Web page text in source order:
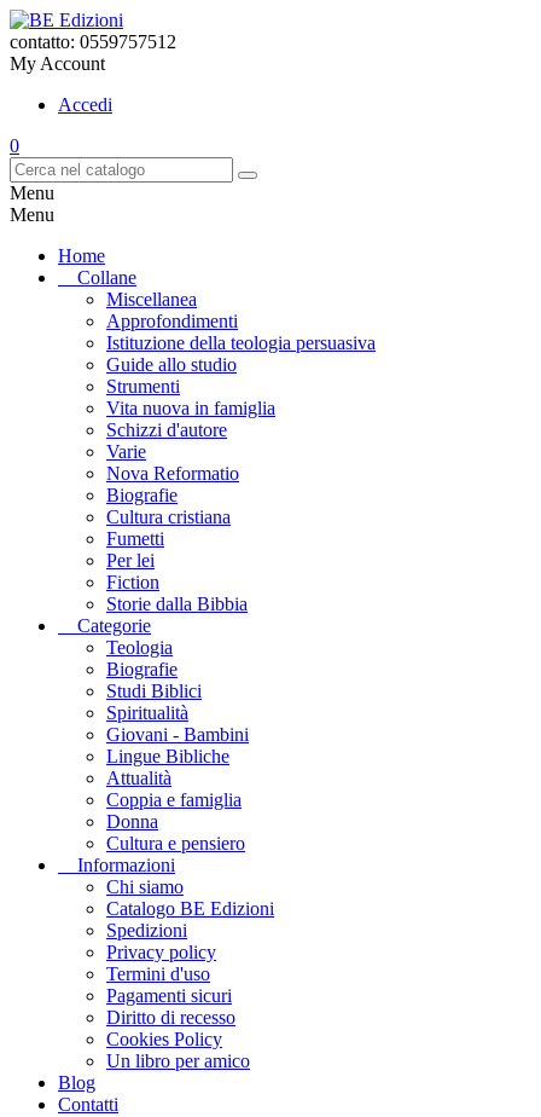
contatto: 0559757512
My Account
Accedi
0
Menu
Menu
Home
Collane
Miscellanea
Approfondimenti
Istituzione della teologia persuasiva
Guide allo studio
Strumenti
Vita nuova in famiglia
Schizzi d'autore
Varie
Nova Reformatio
Biografie
Cultura cristiana
Fumetti
Per lei
Fiction
Storie dalla Bibbia
Categorie
Teologia
Biografie
Studi Biblici
Spiritualità
Giovani - Bambini
Lingue Bibliche
Attualità
Coppia e famiglia
Donna
Cultura e pensiero
Informazioni
Chi siamo
Catalogo BE Edizioni
Spedizioni
Privacy policy
Termini d'uso
Pagamenti sicuri
Diritto di recesso
Cookies Policy
Un libro per amico
Blog
Contatti